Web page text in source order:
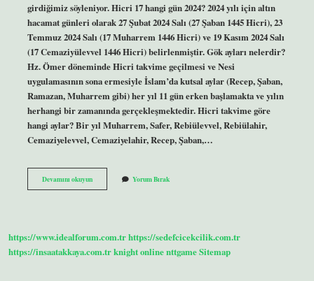
girdiğimiz söyleniyor. Hicri 17 hangi gün 2024? 2024 yılı için altın
hacamat günleri olarak 27 Şubat 2024 Salı (27 Şaban 1445 Hicri), 23
Temmuz 2024 Salı (17 Muharrem 1446 Hicri) ve 19 Kasım 2024 Salı
(17 Cemaziyülevvel 1446 Hicri) belirlenmiştir. Gök ayları nelerdir?
Hz. Ömer döneminde Hicri takvime geçilmesi ve Nesi
uygulamasının sona ermesiyle İslam’da kutsal aylar (Recep, Şaban,
Ramazan, Muharrem gibi) her yıl 11 gün erken başlamakta ve yılın
herhangi bir zamanında gerçekleşmektedir. Hicri takvime göre
hangi aylar? Bir yıl Muharrem, Safer, Rebiülevvel, Rebiülahir,
Cemaziyelevvel, Cemaziyelahir, Recep, Şaban,…
Devamını okuyunBugün
Gökteki
Yorum Bırak
https://www.idealforum.com.trhttps://sedefcicekcilik.com.tr
https://insaatakkaya.com.trknight onlinenttgameSitemap